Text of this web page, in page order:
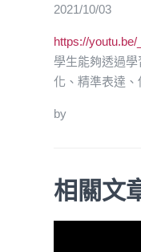
2021/10/03
https://
學生能夠透過
化、精準表達
by
相關文